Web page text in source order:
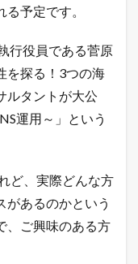
予定です。
行役員である菅原
を探る！3つの海
ルタントが大公
運用～」という
ど、実際どんな方
があるのかという
、ご興味のある方